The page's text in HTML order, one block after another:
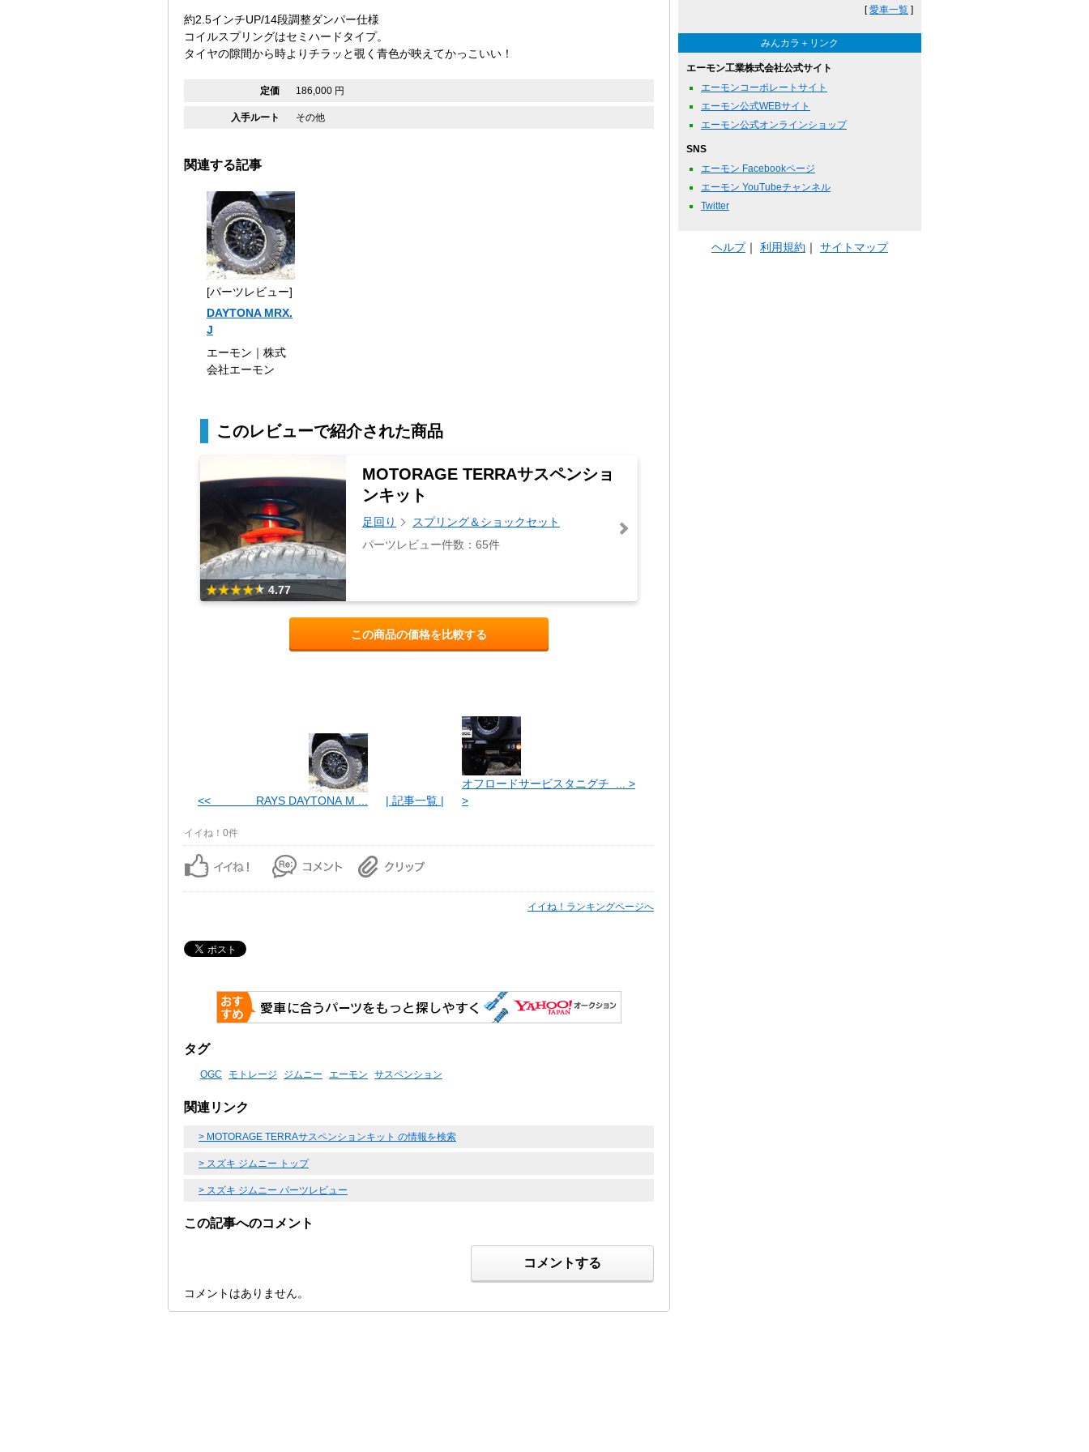
約2.5インチUP/14段調整ダンパー仕様
コイルスプリングはセミハードタイプ。
タイヤの隙間から時よりチラッと覗く青色が映えてかっこいい！
定価 186,000 円
入手ルート その他
関連する記事
[パーツレビュー]
DAYTONA MRX.
J
エーモン｜株式
会社エーモン
このレビューで紹介された商品
4.77
MOTORAGE TERRAサスペンショ
ンキット
足回り
スプリング＆ショックセット
パーツレビュー件数：65件
この商品の価格を比較する
<< RAYS DAYTONA M ... | 記事一覧 |
オフロードサービスタニグチ ... >
>
イイね！0件
イイね！ランキングページへ
タグ
OGC モトレージ ジムニー エーモン サスペンション
関連リンク
> MOTORAGE TERRAサスペンションキット の情報を検索
> スズキ ジムニー トップ
> スズキ ジムニー パーツレビュー
この記事へのコメント
コメントする
コメントはありません。
[愛車一覧 ]
みんカラ＋リンク
エーモン工業株式会社公式サイト
エーモンコーポレートサイト
エーモン公式WEBサイト
エーモン公式オンラインショップ
SNS
エーモン Facebookページ
エーモン YouTubeチャンネル
Twitter
ヘルプ｜ 利用規約 ｜ サイトマップ